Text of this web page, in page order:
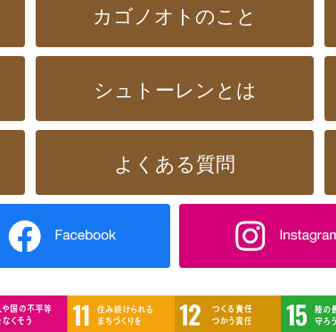
カゴノオトのこと
シュトーレンとは
よくある質問